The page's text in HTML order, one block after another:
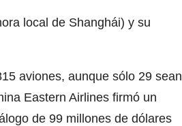
local de Shanghái) y su
aviones, aunque sólo 29 sean
Eastern Airlines firmó un
de 99 millones de dólares